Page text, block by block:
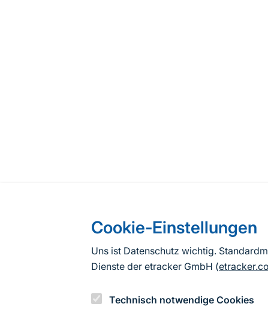
Cookie-Einstellungen
Uns ist Datenschutz wichtig.
Dienste der etracker GmbH (
Technisch notwendige Cookies